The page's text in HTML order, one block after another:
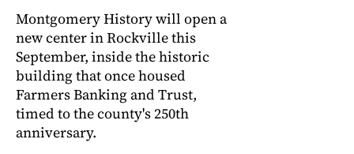
Montgomery History will open a
new center in Rockville this
September, inside the historic
building that once housed
Farmers Banking and Trust,
timed to the county's 250th
anniversary.